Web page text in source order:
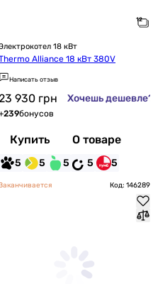
18 кВт
Alliance 18 кВт 380V
Написать отзыв
930 грн Хочешь дешевле?
239бонусов
Купить О товаре
5 5 5 5 5
Код: 146289